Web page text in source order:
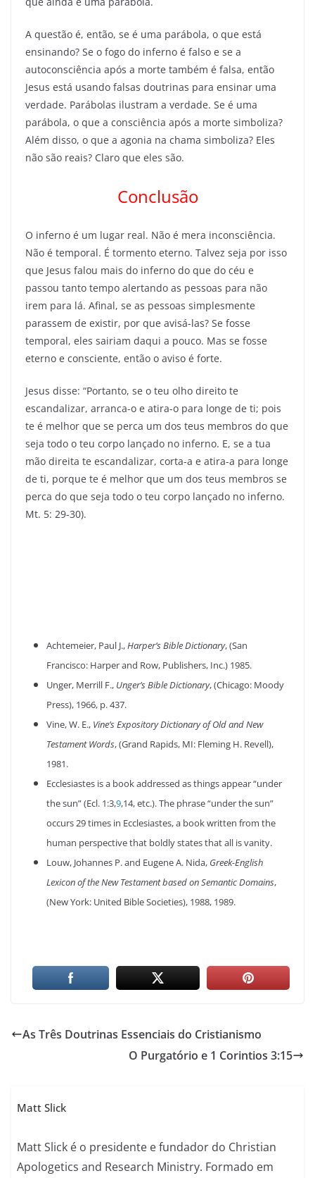
A questão é, então, se é uma parábola, o que está
ensinando? Se o fogo do inferno é falso e se a
autoconsciência após a morte também é falsa, então
Jesus está usando falsas doutrinas para ensinar uma
verdade. Parábolas ilustram a verdade. Se é uma
parábola, o que a consciência após a morte simboliza?
Além disso, o que a agonia na chama simboliza? Eles
não são reais? Claro que eles são.
Conclusão
O inferno é um lugar real. Não é mera inconsciência.
Não é temporal. É tormento eterno. Talvez seja por isso
que Jesus falou mais do inferno do que do céu e
passou tanto tempo alertando as pessoas para não
irem para lá. Afinal, se as pessoas simplesmente
parassem de existir, por que avisá-las? Se fosse
temporal, eles sairiam daqui a pouco. Mas se fosse
eterno e consciente, então o aviso é forte.
Jesus disse: “Portanto, se o teu olho direito te
escandalizar, arranca-o e atira-o para longe de ti; pois
te é melhor que se perca um dos teus membros do que
seja todo o teu corpo lançado no inferno. E, se a tua
mão direita te escandalizar, corta-a e atira-a para longe
de ti, porque te é melhor que um dos teus membros se
perca do que seja todo o teu corpo lançado no inferno.
Mt. 5: 29-30).
Achtemeier, Paul J.,Harper’s Bible Dictionary, (San
Francisco: Harper and Row, Publishers, Inc.) 1985.
Unger, Merrill F., Unger’s Bible Dictionary, (Chicago: Moody
Press), 1966, p. 437.
Vine, W. E., Vine’s Expository Dictionary of Old and New
Testament Words, (Grand Rapids, MI: Fleming H. Revell),
1981.
Ecclesiastes is a book addressed as things appear “under
the sun” (Ecl. 1:3,9,14, etc.). The phrase “under the sun”
occurs 29 times in Ecclesiastes, a book written from the
human perspective that boldly states that all is vanity.
Louw, Johannes P. and Eugene A. Nida, Greek-English
Lexicon of the New Testament based on Semantic Domains,
(New York: United Bible Societies), 1988, 1989.
As Três Doutrinas Essenciais do Cristianismo
O Purgatório e 1 Corintios 3:15
Matt Slick
Matt Slick é o presidente e fundador do Christian
Apologetics and Research Ministry. Formado em